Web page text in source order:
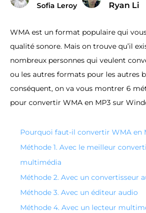
Sofia Leroy
Ryan Li
WMA est un format populaire qui
qualité sonore. Mais on trouve qu’il
nombreux personnes qui veulent
ou les autres formats pour les autres
conséquent, on va vous montrer 6
pour convertir WMA en MP3 sur
Pourquoi faut-il convertir WMA en
Méthode 1. Avec le meilleur
multimédia
Méthode 2. Avec un convertisseur
Méthode 3. Avec un éditeur audio
Méthode 4. Avec un lecteur